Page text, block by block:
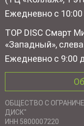
Ежедневно с
TOP DISC Смарт
«Западный»,
Ежедневно с 9:00
ОБЩЕСТВО С
ДИСК"
ИНН 5800007220